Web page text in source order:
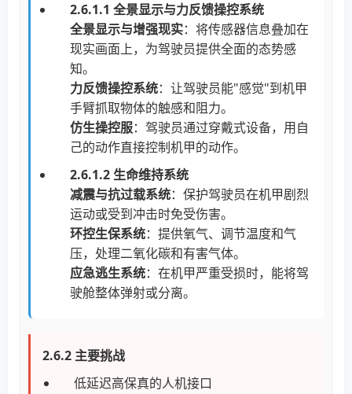
2.6.1.1 全景显示与力反馈操控系统
全景显示与增强现实：将传感器信息叠加在
现实画面上，为驾驶员提供全面的态势感
知。
力反馈操控系统：让驾驶员能"感觉"到机甲
手臂抓取物体的触感和阻力。
仿生操控服：驾驶员通过穿戴式设备，用自
己的动作直接控制机甲的动作。
2.6.1.2 生命维持系统
减震与抗过载系统：保护驾驶员在机甲剧烈
运动或受到冲击时免受伤害。
环控生保系统：提供氧气、调节温度和气
压，处理二氧化碳和有害气体。
应急逃生系统：在机甲严重受损时，能将驾
驶舱整体弹射或分离。
2.6.2 主要挑战
低延迟高保真的人机接口